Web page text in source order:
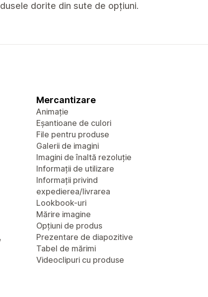
dorite din sute de opțiuni.
Mercantizare
Animație
Eșantioane de culori
File pentru produse
Galerii de imagini
Imagini de înaltă rezoluție
Informații de utilizare
Informații privind
expedierea/livrarea
Lookbook-uri
Mărire imagine
Opțiuni de produs
Prezentare de diapozitive
Tabel de mărimi
Videoclipuri cu produse